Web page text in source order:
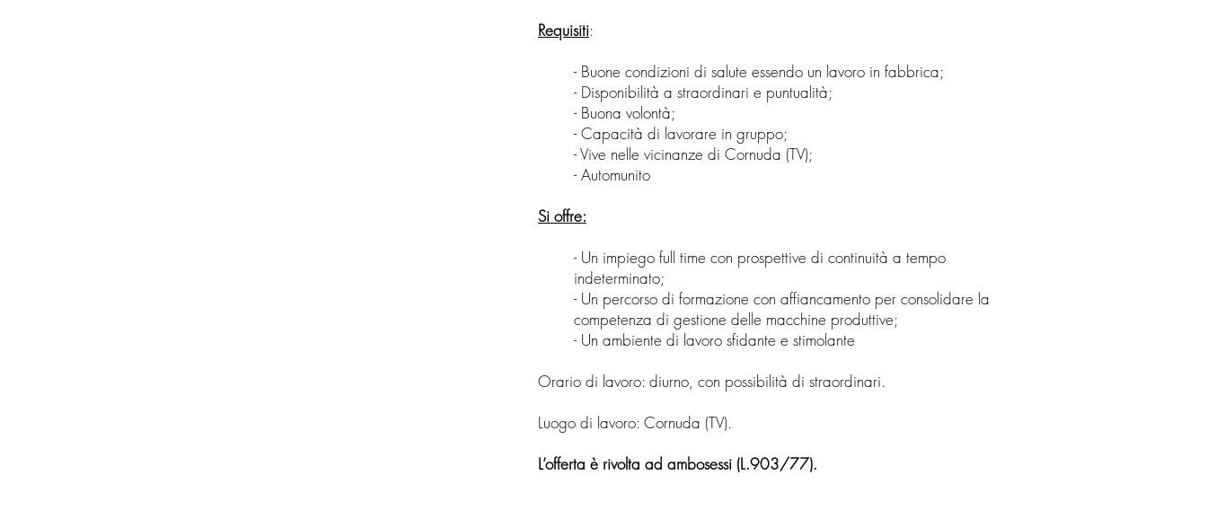
Requisiti:
- Buone condizioni di salute essendo un lavoro in fabbrica;
- Disponibilità a straordinari e puntualità;
- Buona volontà;
- Capacità di lavorare in gruppo;
- Vive nelle vicinanze di Cornuda (TV);
- Automunito
Si offre:
- Un impiego full time con prospettive di continuità a tempo
indeterminato;
- Un percorso di formazione con affiancamento per consolidare la
competenza di gestione delle macchine produttive;
- Un ambiente di lavoro sfidante e stimolante
Orario di lavoro: diurno, con possibilità di straordinari.
Luogo di lavoro: Cornuda (TV).
L’offerta è rivolta ad ambosessi (L.903/77).